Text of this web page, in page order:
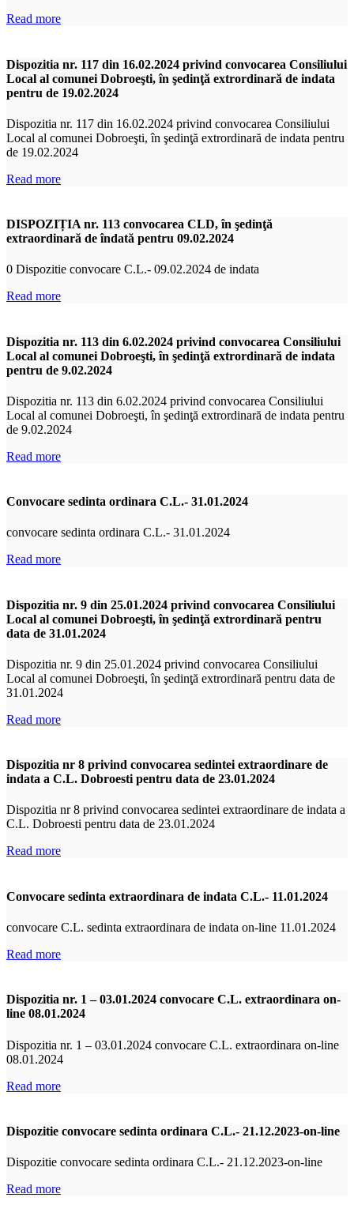
Read more
Dispozitia nr. 117 din 16.02.2024 privind convocarea Consiliului
Local al comunei Dobroeşti, în şedinţă extrordinară de indata
pentru de 19.02.2024
Dispozitia nr. 117 din 16.02.2024 privind convocarea Consiliului
Local al comunei Dobroeşti, în şedinţă extrordinară de indata pentru
de 19.02.2024
Read more
DISPOZIȚIA nr. 113 convocarea CLD, în şedinţă
extraordinară de îndată pentru 09.02.2024
0 Dispozitie convocare C.L.- 09.02.2024 de indata
Read more
Dispozitia nr. 113 din 6.02.2024 privind convocarea Consiliului
Local al comunei Dobroeşti, în şedinţă extrordinară de indata
pentru de 9.02.2024
Dispozitia nr. 113 din 6.02.2024 privind convocarea Consiliului
Local al comunei Dobroeşti, în şedinţă extrordinară de indata pentru
de 9.02.2024
Read more
Convocare sedinta ordinara C.L.- 31.01.2024
convocare sedinta ordinara C.L.- 31.01.2024
Read more
Dispozitia nr. 9 din 25.01.2024 privind convocarea Consiliului
Local al comunei Dobroeşti, în şedinţă extrordinară pentru
data de 31.01.2024
Dispozitia nr. 9 din 25.01.2024 privind convocarea Consiliului
Local al comunei Dobroeşti, în şedinţă extrordinară pentru data de
31.01.2024
Read more
Dispozitia nr 8 privind convocarea sedintei extraordinare de
indata a C.L. Dobroesti pentru data de 23.01.2024
Dispozitia nr 8 privind convocarea sedintei extraordinare de indata a
C.L. Dobroesti pentru data de 23.01.2024
Read more
Convocare sedinta extraordinara de indata C.L.- 11.01.2024
convocare C.L. sedinta extraordinara de indata on-line 11.01.2024
Read more
Dispozitia nr. 1 – 03.01.2024 convocare C.L. extraordinara on-
line 08.01.2024
Dispozitia nr. 1 – 03.01.2024 convocare C.L. extraordinara on-line
08.01.2024
Read more
Dispozitie convocare sedinta ordinara C.L.- 21.12.2023-on-line
Dispozitie convocare sedinta ordinara C.L.- 21.12.2023-on-line
Read more